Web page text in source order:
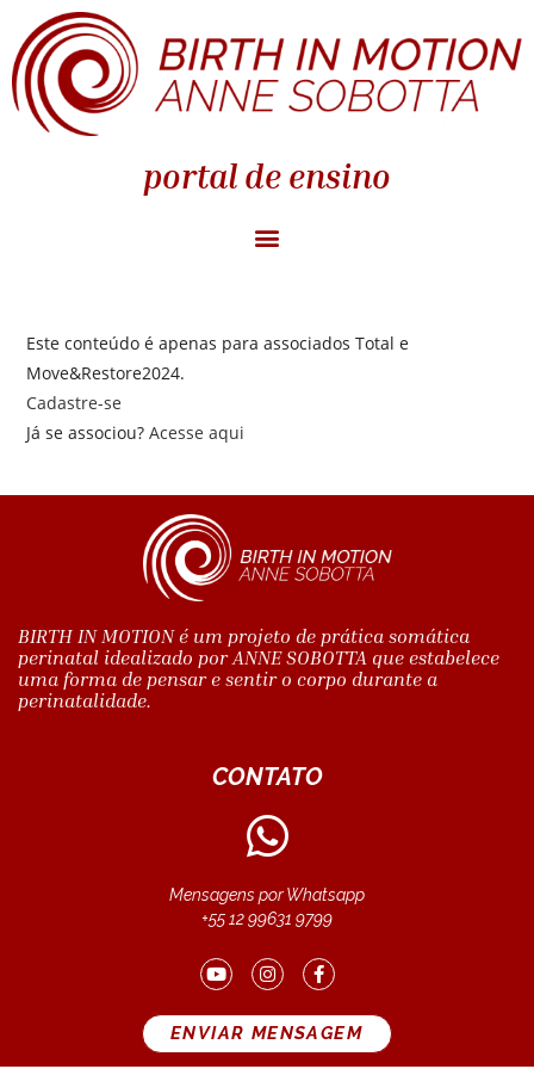
portal de ensino
Este conteúdo é apenas para associados Total e
Move&Restore2024.
Cadastre-se
Já se associou?Acesse aqui
BIRTH IN MOTION é um projeto de prática somática
perinatal idealizado por ANNE SOBOTTA que estabelece
uma forma de pensar e sentir o corpo durante a
perinatalidade.
CONTATO
Mensagens por Whatsapp
+55 12 99631 9799
ENVIAR MENSAGEM